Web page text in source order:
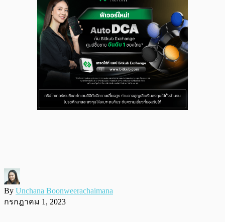
By Unchana Boonweerachaimana
กรกฎาคม 1, 2023